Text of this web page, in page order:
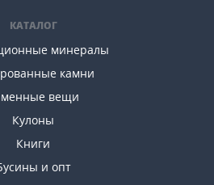
КАТАЛОГ
минералы
камни
вещи
Кулоны
Книги
и опт